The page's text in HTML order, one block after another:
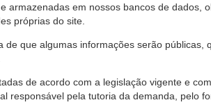
armazenadas em nossos bancos de
próprias do site.
de que algumas informações serão
de acordo com a legislação vigente e
responsável pela tutoria da demanda, pelo